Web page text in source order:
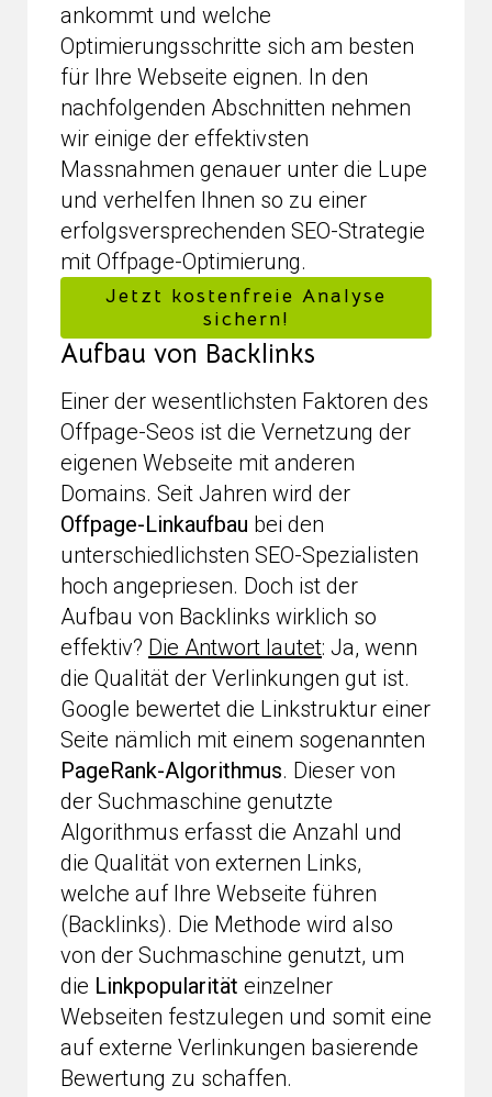
ankommt und welche
Optimierungsschritte sich am besten
für Ihre Webseite eignen. In den
nachfolgenden Abschnitten nehmen
wir einige der effektivsten
Massnahmen genauer unter die Lupe
und verhelfen Ihnen so zu einer
erfolgsversprechenden SEO-Strategie
mit Offpage-Optimierung.
Jetzt kostenfreie Analyse
sichern!
Aufbau von Backlinks
Einer der wesentlichsten Faktoren des
Offpage-Seos ist die Vernetzung der
eigenen Webseite mit anderen
Domains. Seit Jahren wird der
Offpage-Linkaufbau bei den
unterschiedlichsten SEO-Spezialisten
hoch angepriesen. Doch ist der
Aufbau von Backlinks wirklich so
effektiv? Die Antwort lautet: Ja, wenn
die Qualität der Verlinkungen gut ist.
Google bewertet die Linkstruktur einer
Seite nämlich mit einem sogenannten
PageRank-Algorithmus. Dieser von
der Suchmaschine genutzte
Algorithmus erfasst die Anzahl und
die Qualität von externen Links,
welche auf Ihre Webseite führen
(Backlinks). Die Methode wird also
von der Suchmaschine genutzt, um
die Linkpopularität einzelner
Webseiten festzulegen und somit eine
auf externe Verlinkungen basierende
Bewertung zu schaffen.